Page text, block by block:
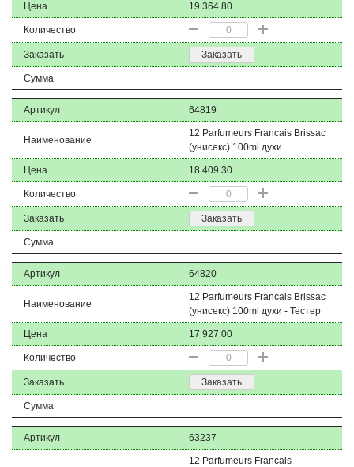
Цена 19 364.80
Количество
Заказать Заказать
Сумма
Артикул 64819
Наименование
12 Parfumeurs Francais Brissac
(унисекс) 100ml духи
Цена 18 409.30
Количество
Заказать Заказать
Сумма
Артикул 64820
Наименование
12 Parfumeurs Francais Brissac
(унисекс) 100ml духи - Тестер
Цена 17 927.00
Количество
Заказать Заказать
Сумма
Артикул 63237
12 Parfumeurs Francais